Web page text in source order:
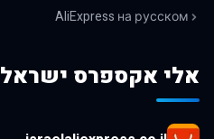
AliExpress на русском
אלי אקספרס ישראל